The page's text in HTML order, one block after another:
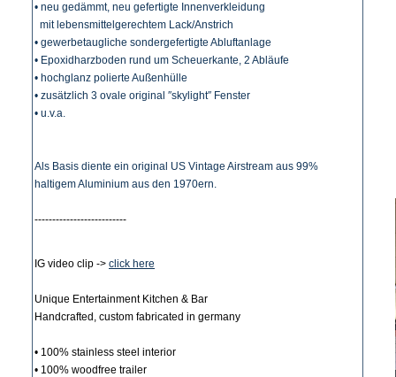
• neu gedämmt, neu gefertigte Innenverkleidung
mit lebensmittelgerechtem Lack/Anstrich
• gewerbetaugliche sondergefertigte Abluftanlage
• Epoxidharzboden rund um Scheuerkante, 2 Abläufe
• hochglanz polierte Außenhülle
• zusätzlich 3 ovale original ″skylight″ Fenster
• u.v.a.
Als Basis diente ein original US Vintage Airstream aus 99%
haltigem Aluminium aus den 1970ern.
--------------------------
IG video clip -> click here
Unique Entertainment Kitchen & Bar
Handcrafted, custom fabricated in germany
• 100% stainless steel interior
• 100% woodfree trailer